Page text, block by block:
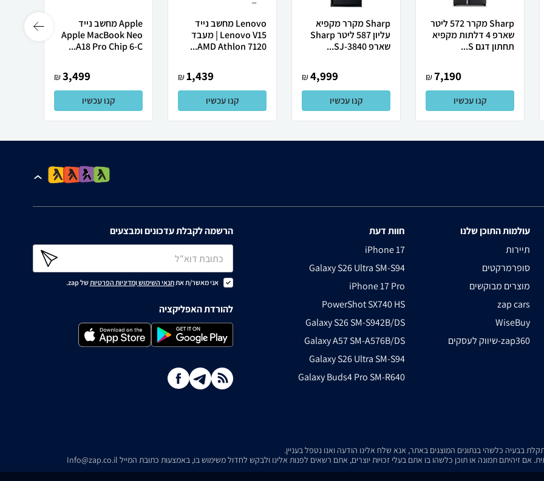
Sharp מקרר 572 ליטר
שארפ 4 דלתות מקפיא
תחתון דגם S...
7,190
₪
קנו עכשיו
Sharp מקרר מקפיא
עליון 587 ליטר Sharp
שארפ SJ-3840...
4,999
₪
קנו עכשיו
Lenovo מחשב נייד
Lenovo V15 | מעבד
AMD Athlon 7120...
1,439
₪
קנו עכשיו
Apple מחשב נייד
Apple MacBook Neo
A18 Pro Chip 6-C...
3,499
₪
קנו עכשיו
עולמות התוכן שלנו
תיירות
סופרמרקטים
מוצרים מבוקשים
zap cars
WiseBuy
שיווק לעסקים-zap360
חוות דעת
iPhone 17
Galaxy S26 Ultra SM-S94
iPhone 17 Pro
PowerShot SX740 HS
Galaxy S26 SM-S942B/DS
Galaxy A57 SM-A576B/DS
Galaxy S26 Ultra SM-S94
Galaxy Buds4 Pro SM-R640
הרשמה לקבלת עדכונים ומבצעים
אני מאשר/ת אתתנאי השימושומדיניות הפרטיותשל zap.
להורדת האפליקציה
אם זיהיתם תמונה או תוכן כלשהו בו אתם בעלי זכויות יוצרים, אתם רשאים לפנות אלינו ולבקש לחדול משימוש בו, באמצעות כתובת המייל Info@zap.co.il